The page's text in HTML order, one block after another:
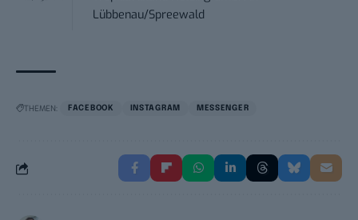
Lübbenau/Spreewald
THEMEN: FACEBOOK INSTAGRAM MESSENGER